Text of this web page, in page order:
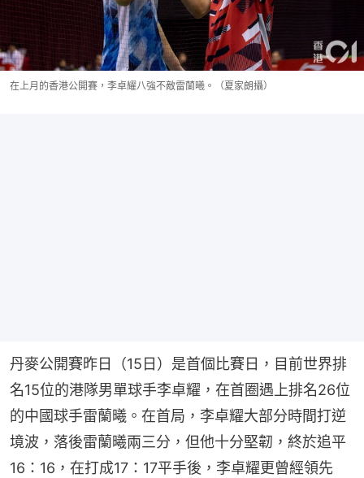
在上月的香港公開賽，李卓耀八強不敵雷蘭曦。（夏家朗攝）
丹麥公開賽昨日（15日）是首個比賽日，目前世界排
名15位的港隊男單球手李卓耀，在首圈遇上排名26位
的中國球手雷蘭曦。在首局，李卓耀大部分時間打逆
境波，落後雷蘭曦兩三分，但他十分堅韌，終於追平
16：16，在打成17：17平手後，李卓耀更曾經領先